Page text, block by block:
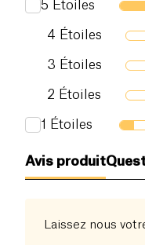
5 Étoiles
4 Étoiles
3 Étoiles
2 Étoiles
1 Étoiles
Avis produit
Laissez nous